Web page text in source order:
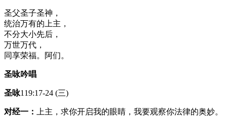
圣父圣子圣神，
统治万有的上主，
不分大小先后，
万世万代，
同享荣福。阿们。
圣咏吟唱
圣咏119:17-24 (三)
对经一： 上主，求你开启我的眼睛，我要观察你法律的奥妙。